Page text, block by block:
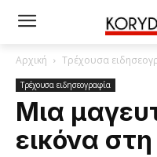
Αρχική Τρέχουσα
Τρέχουσα ειδησεογραφία
Μια
εικόνα